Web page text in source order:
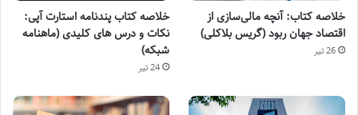
خلاصه کتاب: آنچه مالی‌سازی از
اقتصاد جهان ربود (گریس بلاکلی)
26 تیر
خلاصه کتاب پندنامه استارت آپی:
نکات و درس های کلیدی (ماهنامه
شبکه)
24 تیر